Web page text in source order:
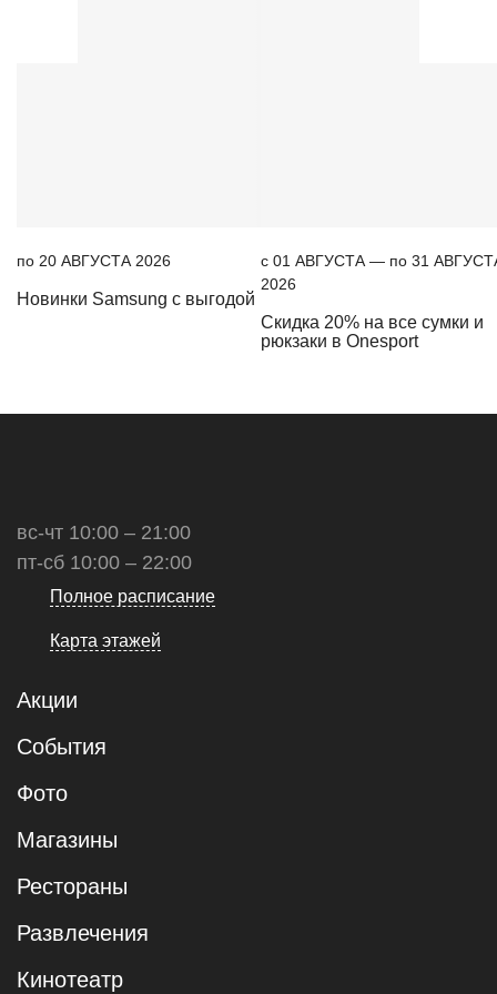
по 20 АВГУСТА 2026
Новинки Samsung с выгодой
c 01 АВГУСТА — по 31
2026
Скидка 20% на все сумки и
рюкзаки в Onesport
вс-чт 10:00 – 21:00
пт-сб 10:00 – 22:00
Полное расписание
Карта этажей
Акции
События
Фото
Магазины
Рестораны
Развлечения
Кинотеатр